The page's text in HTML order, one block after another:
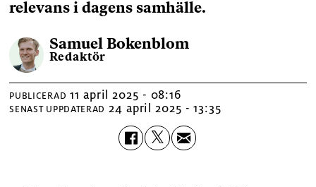
relevans i dagens samhälle.
Samuel Bokenblom
Redaktör
PUBLICERAD 11 april 2025 - 08:16
SENAST UPPDATERAD 24 april 2025 - 13:35